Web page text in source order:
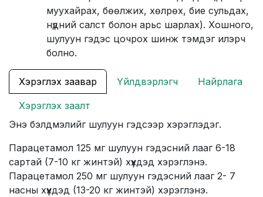
муухайрах, бөөлжих, хөлрөх, бие сульдах,
нүдний салст болон арьс шарлах). Хошного,
шулуун гэдэс цочрох шинж тэмдэг илэрч
болно.
Хэрэглэх заавар Үйлдвэрлэгч Найрлага
Хэрэглэх заалт
Энэ бэлдмэлийг шулуун гэдсээр хэрэглэдэг.
Парацетамол 125 мг шулуун гэдэсний лааг 6-18
сартай (7-10 кг жинтэй) хүүхдэд хэрэглэнэ.
Парацетамол 250 мг шулуун гэдэсний лааг 2- 7
насны хүүхдэд (13-20 кг жинтэй) хэрэглэнэ.